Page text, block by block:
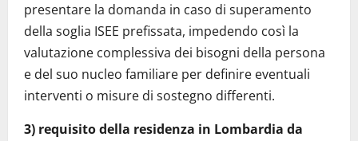
presentare la domanda in caso di superamento
della soglia ISEE prefissata, impedendo così la
valutazione complessiva dei bisogni della persona
e del suo nucleo familiare per definire eventuali
interventi o misure di sostegno differenti.
3) requisito della residenza in Lombardia da